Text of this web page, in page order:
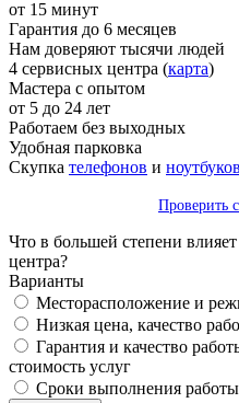
от 15 минут
Гарантия до 6 месяцев
Нам доверяют тысячи людей
4 сервисных центра (карта)
Мастера с опытом
от 5 до 24 лет
Работаем без выходных
Удобная парковка
Скупка телефонов и ноутбуков
Проверить
Что в большей степени
центра?
Варианты
Месторасположение и
Низкая цена, качество
Гарантия и качество
стоимость услуг
Сроки выполнения работы,